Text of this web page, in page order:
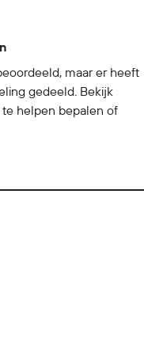
maar er heeft
gedeeld. Bekijk
te helpen bepalen of